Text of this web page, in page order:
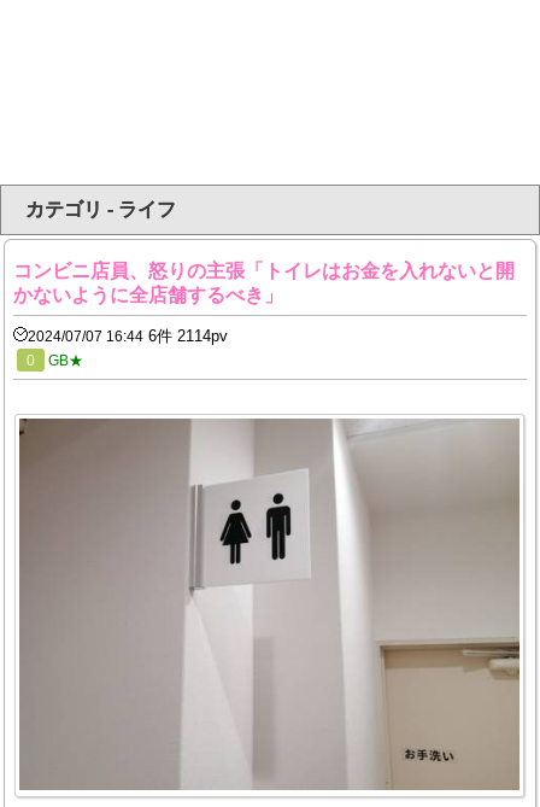
カテゴリ - ライフ
コンビニ店員、怒りの主張「トイレはお金を入れないと開
かないように全店舗するべき」
2024/07/07 16:44 6件 2114pv
0 GB★